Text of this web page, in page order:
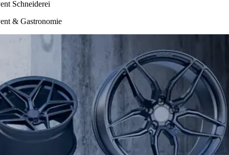
Schneiderei
& Gastronomie